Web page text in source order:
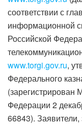
соответствии с
информационной
Российской
www.torgi.gov.ru,
Федерального
(зарегистрирован
Федерации 2
66843).